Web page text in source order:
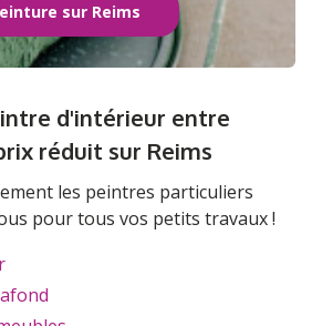
sur Reims
d'intérieur entre
réduit sur Reims
les peintres particuliers
pour tous vos petits travaux !